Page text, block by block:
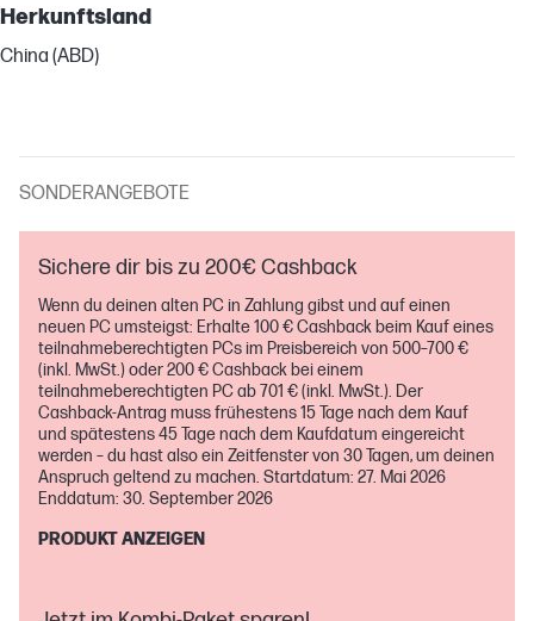
Herkunftsland
China (ABD)
SONDERANGEBOTE
Sichere dir bis zu 200€ Cashback
Wenn du deinen alten PC in Zahlung gibst und auf einen
neuen PC umsteigst: Erhalte 100 € Cashback beim Kauf eines
teilnahmeberechtigten PCs im Preisbereich von 500–700 €
(inkl. MwSt.) oder 200 € Cashback bei einem
teilnahmeberechtigten PC ab 701 € (inkl. MwSt.). Der
Cashback‑Antrag muss frühestens 15 Tage nach dem Kauf
und spätestens 45 Tage nach dem Kaufdatum eingereicht
werden – du hast also ein Zeitfenster von 30 Tagen, um deinen
Anspruch geltend zu machen. Startdatum: 27. Mai 2026
Enddatum: 30. September 2026
PRODUKT ANZEIGEN